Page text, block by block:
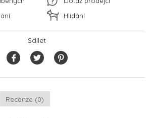
Hlídání
Sdílet
Recenze (0)